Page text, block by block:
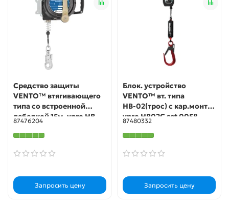
Средство защиты
VENTO™ втягивающего
типа со встроенной
лебедкой 15м, vpro HB
eva
87476204
Запросить цену
Блок. устройство
VENTO™ вт. типа
НВ-02(трос) с кар.монт.,
vpro HB02C set 0058
87480332
Запросить цену